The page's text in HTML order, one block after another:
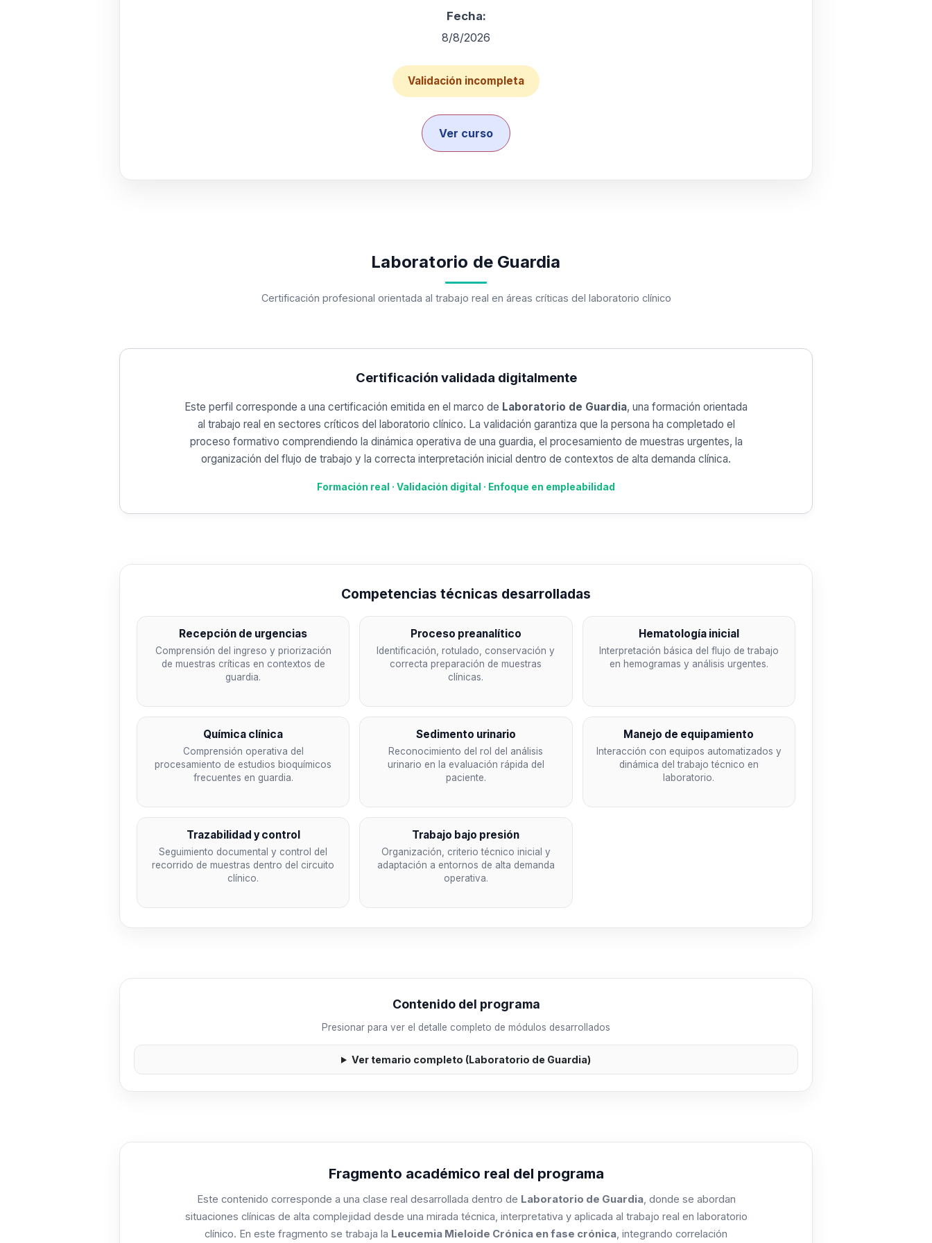
Fecha:
8/8/2026
Validación incompleta
Ver curso
Laboratorio de Guardia
Certificación profesional orientada al trabajo real en áreas críticas del laboratorio clínico
Certificación validada digitalmente
Este perfil corresponde a una certificación emitida en el marco de Laboratorio de Guardia, una formación orientada
al trabajo real en sectores críticos del laboratorio clínico. La validación garantiza que la persona ha completado el
proceso formativo comprendiendo la dinámica operativa de una guardia, el procesamiento de muestras urgentes, la
organización del flujo de trabajo y la correcta interpretación inicial dentro de contextos de alta demanda clínica.
Formación real · Validación digital · Enfoque en empleabilidad
Competencias técnicas desarrolladas
Recepción de urgencias
Comprensión del ingreso y priorización
de muestras críticas en contextos de
guardia.
Proceso preanalítico
Identificación, rotulado, conservación y
correcta preparación de muestras
clínicas.
Hematología inicial
Interpretación básica del flujo de trabajo
en hemogramas y análisis urgentes.
Química clínica
Comprensión operativa del
procesamiento de estudios bioquímicos
frecuentes en guardia.
Sedimento urinario
Reconocimiento del rol del análisis
urinario en la evaluación rápida del
paciente.
Manejo de equipamiento
Interacción con equipos automatizados y
dinámica del trabajo técnico en
laboratorio.
Trazabilidad y control
Seguimiento documental y control del
recorrido de muestras dentro del circuito
clínico.
Trabajo bajo presión
Organización, criterio técnico inicial y
adaptación a entornos de alta demanda
operativa.
Contenido del programa
Presionar para ver el detalle completo de módulos desarrollados
Ver temario completo (Laboratorio de Guardia)
Fragmento académico real del programa
Este contenido corresponde a una clase real desarrollada dentro de Laboratorio de Guardia, donde se abordan
situaciones clínicas de alta complejidad desde una mirada técnica, interpretativa y aplicada al trabajo real en laboratorio
clínico. En este fragmento se trabaja la Leucemia Mieloide Crónica en fase crónica, integrando correlación